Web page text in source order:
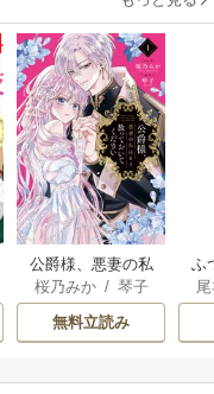
公爵様、悪妻の私
はもう放っておい
てください
桜乃みか/ 琴子
無料立読み
ふ